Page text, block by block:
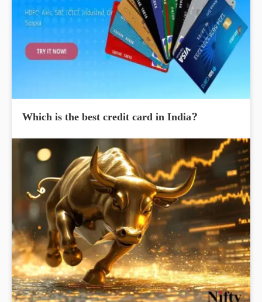
Which is the best credit card in India?